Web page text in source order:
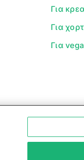
Για
Για
Για